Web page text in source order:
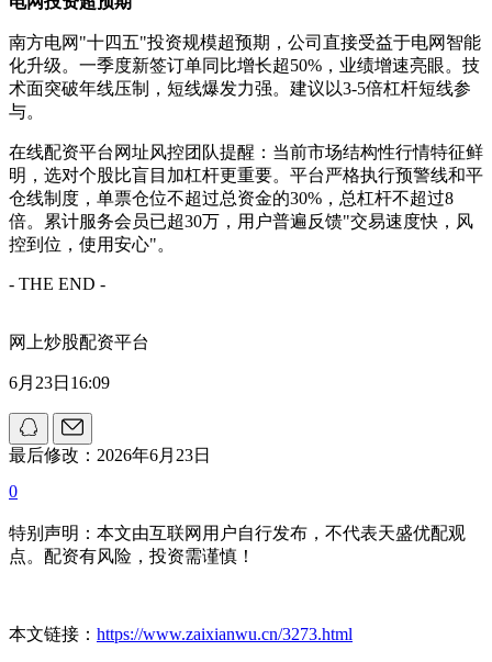
南方电网"十四五"投资规模超预期，公司直接受益于电网智能
化升级。一季度新签订单同比增长超50%，业绩增速亮眼。技
术面突破年线压制，短线爆发力强。建议以3-5倍杠杆短线参
与。
在线配资平台网址风控团队提醒：当前市场结构性行情特征鲜
明，选对个股比盲目加杠杆更重要。平台严格执行预警线和平
仓线制度，单票仓位不超过总资金的30%，总杠杆不超过8
倍。累计服务会员已超30万，用户普遍反馈"交易速度快，风
控到位，使用安心"。
- THE END -
网上炒股配资平台
6月23日16:09
最后修改：2026年6月23日
0
特别声明：本文由互联网用户自行发布，不代表天盛优配观
点。配资有风险，投资需谨慎！
本文链接： https://www.zaixianwu.cn/3273.html